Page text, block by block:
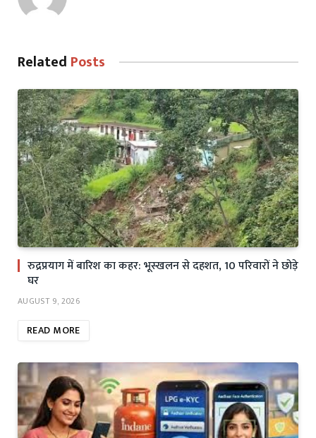
Related Posts
रुद्रप्रयाग में बारिश का कहर: भूस्खलन से दहशत, 10 परिवारों ने छोड़े
घर
AUGUST 9, 2026
READ MORE